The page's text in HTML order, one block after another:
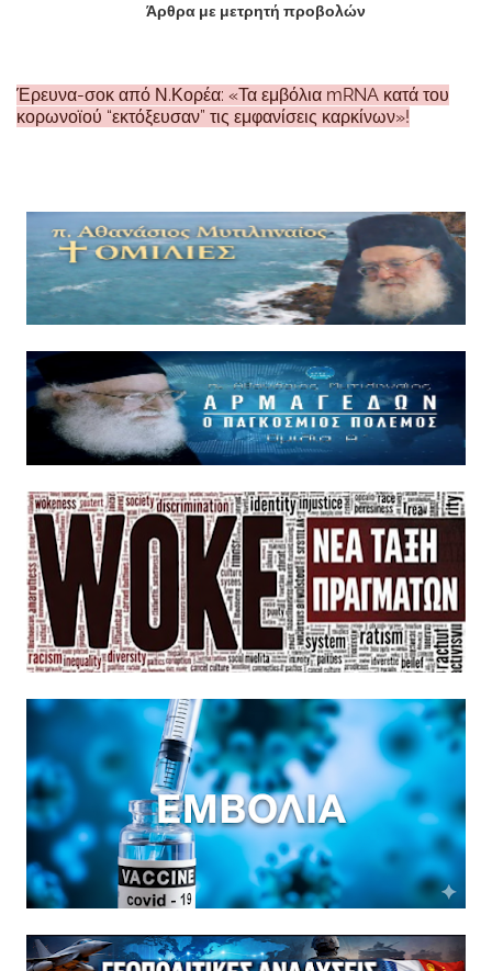
Άρθρα με μετρητή προβολών
Έρευνα-σοκ από Ν.Κορέα: «Τα εμβόλια mRNA κατά του
κορωνοϊού “εκτόξευσαν” τις εμφανίσεις καρκίνων»!